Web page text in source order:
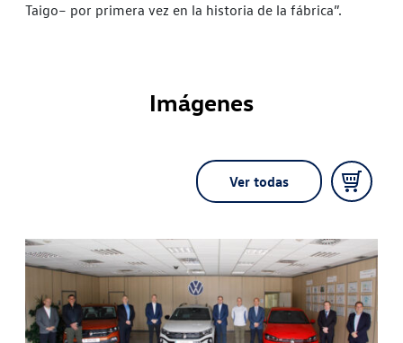
Taigo– por primera vez en la historia de la fábrica”.
Imágenes
Ver todas